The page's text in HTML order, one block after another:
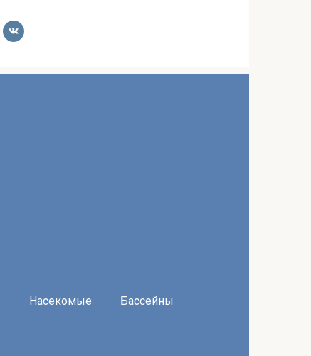
Насекомые Бассейны